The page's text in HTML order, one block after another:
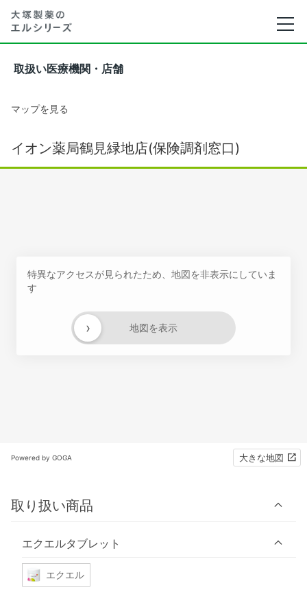
取扱い医療機関・店舗
マップを見る
イオン薬局鶴見緑地店(保険調剤窓口)
特異なアクセスが見られたため、地図を非表示にしていま
す
地図を表示
›
Powered by GOGA 大きな地図
取り扱い商品
エクエルタブレット
エクエル